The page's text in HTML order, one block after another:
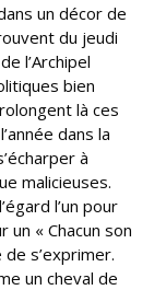
un décor de
du jeudi
l’Archipel
bien
là ces
dans la
à
malicieuses.
l’un pour
un « Chacun son
s’exprimer.
un cheval de